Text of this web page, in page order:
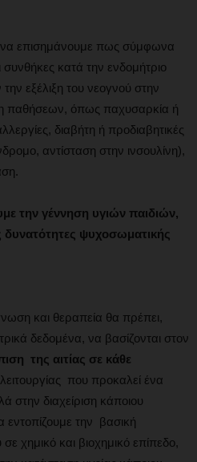
να επισημάνουμε πως σύμφωνα
κατά την ενδομήτριο
εξέλιξη του νεογνού στην
παθήσεων, όπως παχυσαρκία ή
διαβήτη ή προδιαβητικές
αντίσταση στην ινσουλίνη),
την γέννηση υγιών παιδιών,
δυνατότητες ψυχοσωματικής
και θεραπεία θα πρέπει,
δεδομένα, να βασίζονται στον
της αιτίας σε κάθε
που προκαλεί ένα
στην διαχείριση κάποιου
την βασική
χημικό και βιοχημικό επίπεδο,